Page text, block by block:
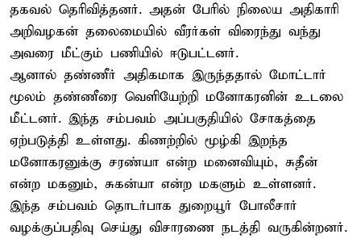
தகவல் தெரிவித்தனர். அதன் பேரில் நிலைய அதிகாரி
அறிவழகன் தலைமையில் வீரர்கள் விரைந்து வந்து
அவரை மீட்கும் பணியில் ஈடுபட்டனர்.
ஆனால் தண்ணீர் அதிகமாக இருந்ததால் மோட்டார்
மூலம் தண்ணீரை வெளியேற்றி மனோகரனின் உடலை
மீட்டனர். இந்த சம்பவம் அப்பகுதியில் சோகத்தை
ஏற்படுத்தி உள்ளது. கிணற்றில் மூழ்கி இறந்த
மனோகரனுக்கு சரண்யா என்ற மனைவியும், சுதீன்
என்ற மகனும், சுகன்யா என்ற மகளும் உள்ளனர்.
இந்த சம்பவம் தொடர்பாக துறையூர் போலீசார்
வழக்குப்பதிவு செய்து விசாரணை நடத்தி வருகின்றனர்.